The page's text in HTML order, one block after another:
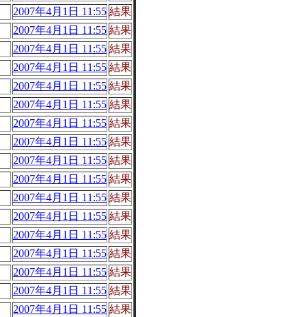
2007年4月1日 11:55 結果
2007年4月1日 11:55 結果
2007年4月1日 11:55 結果
2007年4月1日 11:55 結果
2007年4月1日 11:55 結果
2007年4月1日 11:55 結果
2007年4月1日 11:55 結果
2007年4月1日 11:55 結果
2007年4月1日 11:55 結果
2007年4月1日 11:55 結果
2007年4月1日 11:55 結果
2007年4月1日 11:55 結果
2007年4月1日 11:55 結果
2007年4月1日 11:55 結果
2007年4月1日 11:55 結果
2007年4月1日 11:55 結果
2007年4月1日 11:55 結果